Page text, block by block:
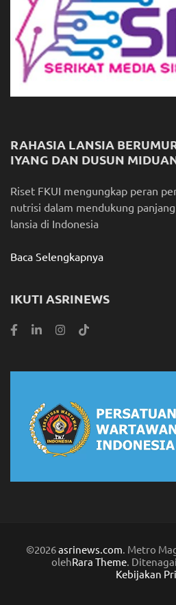
RAHASIA LANSIA
IYANG DAN DUSUN
Riset FKUI mengungkap peran
nutrisi dalam mendukung
lansia di Indonesia
Baca Selengkapnya
IKUTI ASRINEWS
©2026asrinews.com . Metro
olehRara Theme.
Kebijakan